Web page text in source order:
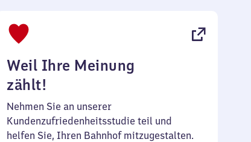
Weil Ihre Meinung
zählt!
Nehmen Sie an unserer
Kundenzufriedenheitsstudie teil und
helfen Sie, Ihren Bahnhof mitzugestalten.